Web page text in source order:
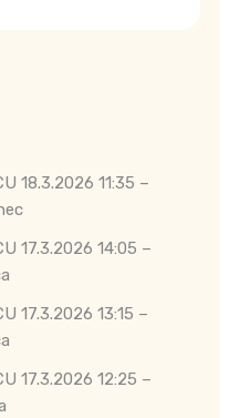
18.3.2026 11:35 –
17.3.2026 14:05 –
17.3.2026 13:15 –
17.3.2026 12:25 –